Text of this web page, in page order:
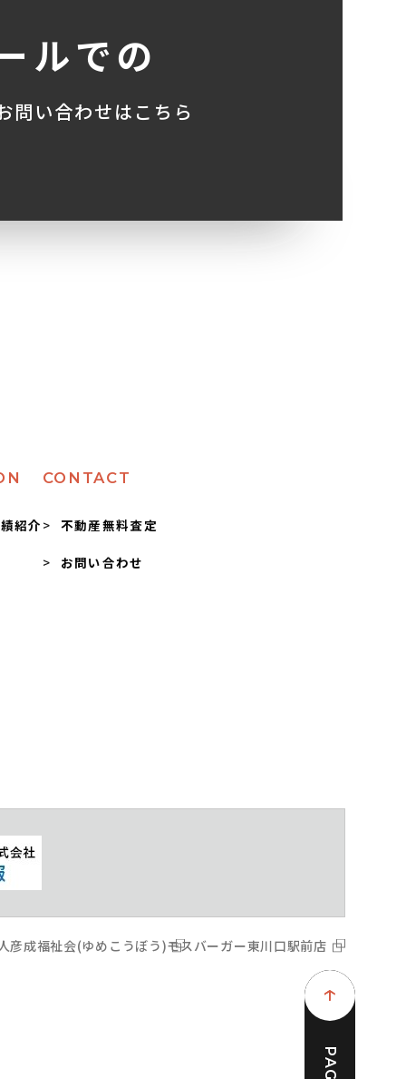
ルでの
問い合わせはこちら
紹介
CONTACT
不動産無料査定
お問い合わせ
彦成福祉会(ゆめこうぼう)モスバーガー東川口駅前店